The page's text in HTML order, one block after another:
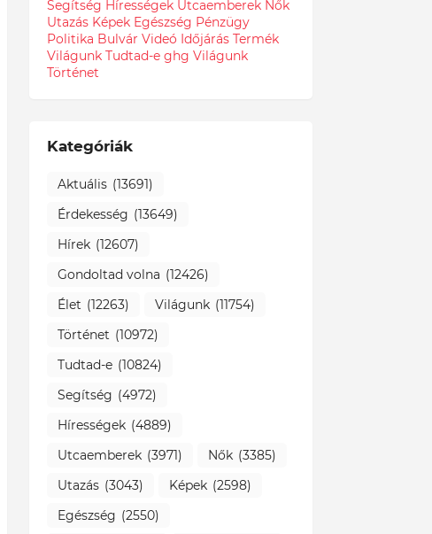
Segítség Hírességek Utcaemberek Nők
Utazás Képek Egészség Pénzügy
Politika Bulvár Videó Időjárás Termék
Világunk Tudtad-e ghg Világunk
Történet
Kategóriák
Aktuális (13691)
Érdekesség (13649)
Hírek (12607)
Gondoltad volna (12426)
Élet (12263) Világunk (11754)
Történet (10972)
Tudtad-e (10824)
Segítség (4972)
Hírességek (4889)
Utcaemberek (3971) Nők (3385)
Utazás (3043) Képek (2598)
Egészség (2550)